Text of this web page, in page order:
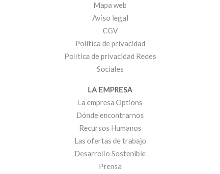
Mapa web
Aviso legal
CGV
Política de privacidad
Política de privacidad Redes
Sociales
LA EMPRESA
La empresa Options
Dónde encontrarnos
Recursos Humanos
Las ofertas de trabajo
Desarrollo Sostenible
Prensa